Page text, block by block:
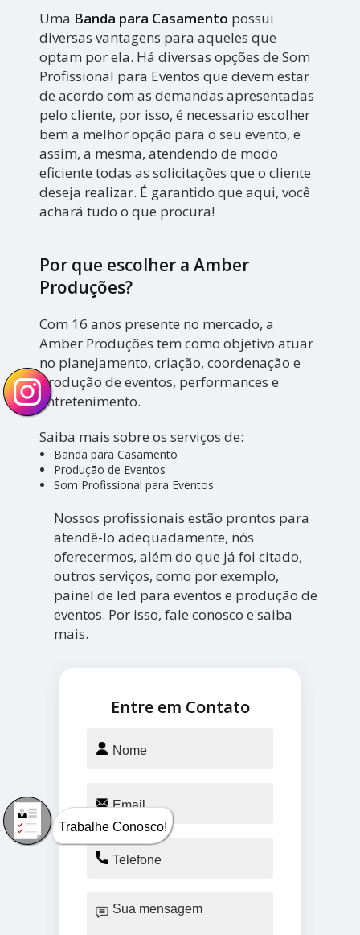
Uma Banda para Casamento possui
diversas vantagens para aqueles que
optam por ela. Há diversas opções de Som
Profissional para Eventos que devem estar
de acordo com as demandas apresentadas
pelo cliente, por isso, é necessario escolher
bem a melhor opção para o seu evento, e
assim, a mesma, atendendo de modo
eficiente todas as solicitações que o cliente
deseja realizar. É garantido que aqui, você
achará tudo o que procura!
Por que escolher a Amber
Produções?
Com 16 anos presente no mercado, a
Amber Produções tem como objetivo atuar
no planejamento, criação, coordenação e
produção de eventos, performances e
entretenimento.
Saiba mais sobre os serviços de:
Banda para Casamento
Produção de Eventos
Som Profissional para Eventos
Nossos profissionais estão prontos para
atendê-lo adequadamente, nós
oferecermos, além do que já foi citado,
outros serviços, como por exemplo,
painel de led para eventos e produção de
eventos. Por isso, fale conosco e saiba
mais.
Entre em Contato
Trabalhe Conosco!